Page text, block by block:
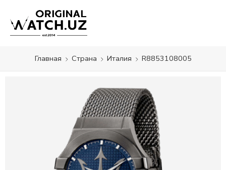
Главная Страна Италия R8853108005